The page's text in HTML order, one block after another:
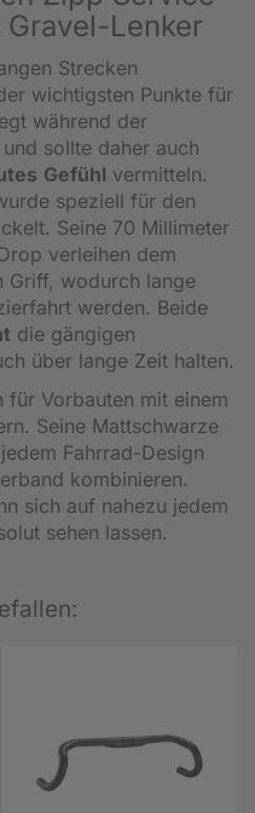
Gravel-Lenker
Strecken
wichtigsten Punkte für
während der
sollte daher auch
Gefühl vermitteln.
speziell für den
Seine 70 Millimeter
verleihen dem
Griff, wodurch lange
werden. Beide
die gängigen
über lange Zeit halten.
für Vorbauten mit einem
Seine Mattschwarze
Fahrrad-Design
kombinieren.
sich auf nahezu jedem
sehen lassen.